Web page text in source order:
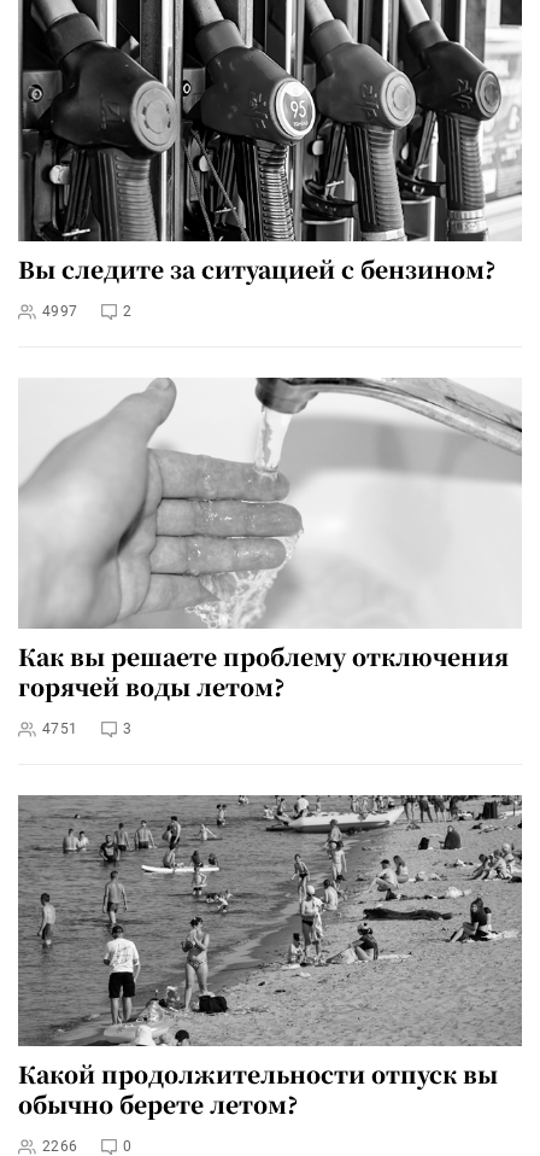
Вы следите за ситуацией с бензином?
4997 2
Как вы решаете проблему отключения
горячей воды летом?
4751 3
Какой продолжительности отпуск вы
обычно берете летом?
2266 0